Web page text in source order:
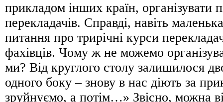
прикладом інших країн, організувати
перекладачів. Справді, навіть
питання про трирічні курси
фахівців. Чому ж не можемо
ми? Від круглого столу залишилося
одного боку – знову в нас діють за
зруйнуємо, а потім…» Звісно, можна